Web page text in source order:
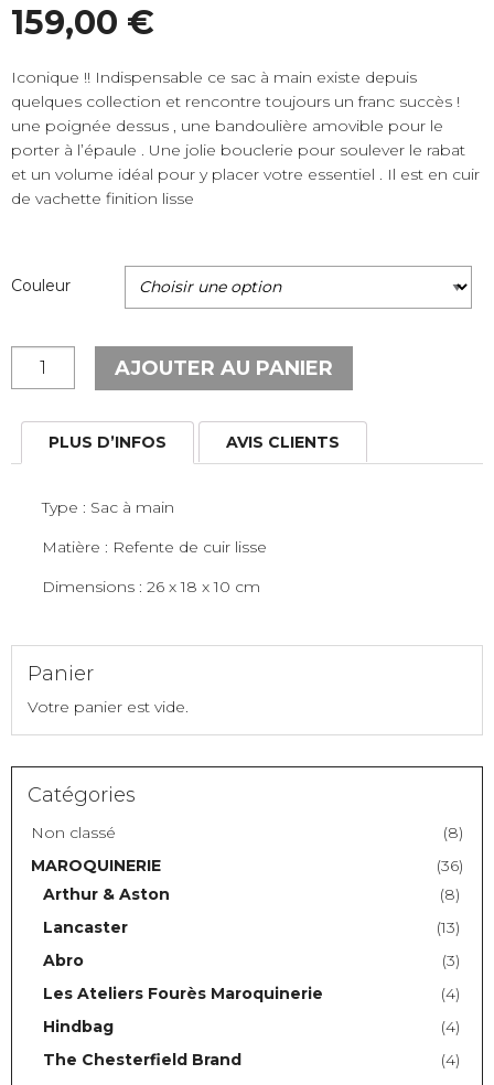
159,00 €
Iconique !! Indispensable ce sac à main existe depuis
quelques collection et rencontre toujours un franc succès !
une poignée dessus , une bandoulière amovible pour le
porter à l’épaule . Une jolie bouclerie pour soulever le rabat
et un volume idéal pour y placer votre essentiel . Il est en cuir
de vachette finition lisse
Couleur
quantité
de
main
Lancaster
AJOUTER AU PANIER
PLUS D’INFOS AVIS CLIENTS
Type : Sac à main
Matière : Refente de cuir lisse
Dimensions : 26 x 18 x 10 cm
Panier
Votre panier est vide.
Catégories
Non classé
(8)
MAROQUINERIE
(36)
Arthur & Aston
(8)
Lancaster
(13)
Abro
(3)
Les Ateliers Fourès Maroquinerie
(4)
Hindbag
(4)
The Chesterfield Brand
(4)